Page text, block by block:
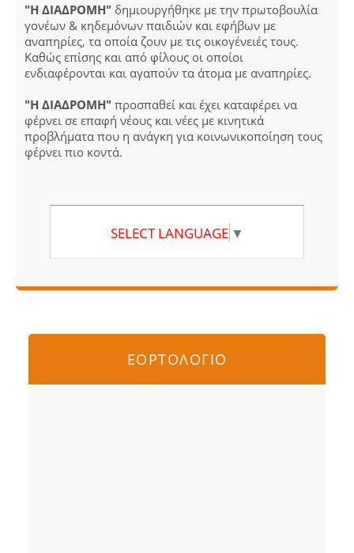
"Η ΔΙΑΔΡΟΜΗ" δημιουργήθηκε με την πρωτοβουλία
γονέων & κηδεμόνων παιδιών και εφήβων με
αναπηρίες, τα οποία ζουν με τις οικογένειές τους.
Καθώς επίσης και από φίλους οι οποίοι
ενδιαφέρονται και αγαπούν τα άτομα με αναπηρίες.
"Η ΔΙΑΔΡΟΜΗ" προσπαθεί και έχει καταφέρει να
φέρνει σε επαφή νέους και νέες με κινητικά
προβλήματα που η ανάγκη για κοινωνικοποίηση τους
φέρνει πιο κοντά.
SELECT LANGUAGE ▼
ΕΟΡΤΟΛΟΓΙΟ